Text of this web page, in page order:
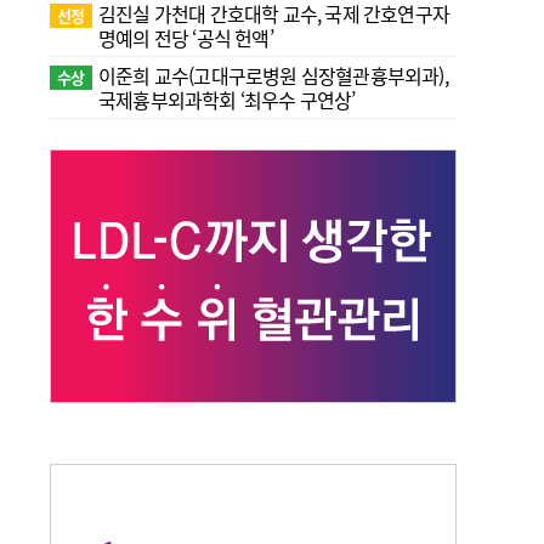
선정
김진실 가천대 간호대학 교수, 국제 간호연구자
명예의 전당 ‘공식 헌액’
수상
이준희 교수(고대구로병원 심장혈관흉부외과),
국제흉부외과학회 ‘최우수 구연상’